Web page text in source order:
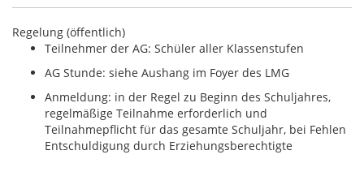
Regelung (öffentlich)
Teilnehmer der AG: Schüler aller Klassenstufen
AG Stunde: siehe Aushang im Foyer des LMG
Anmeldung: in der Regel zu Beginn des Schuljahres,
regelmäßige Teilnahme erforderlich und
Teilnahmepflicht für das gesamte Schuljahr, bei Fehlen
Entschuldigung durch Erziehungsberechtigte